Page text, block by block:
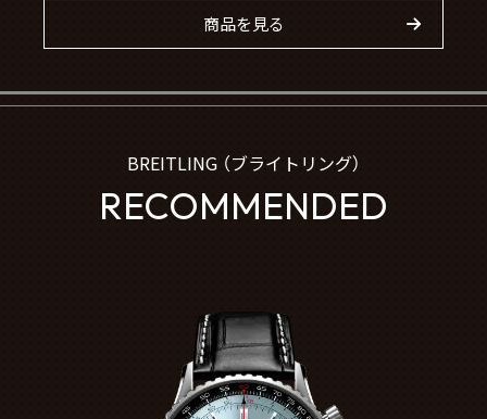
商品を見る
BREITLING （ブライトリング）
RECOMMENDED